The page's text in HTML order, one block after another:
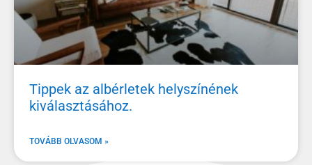
Tippek az albérletek helyszínének
kiválasztásához.
TOVÁBB OLVASOM »